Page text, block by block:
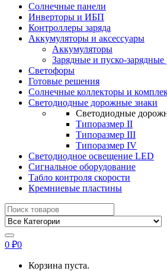
Солнечные панели
Инверторы и ИБП
Контроллеры заряда
Аккумуляторы и аксессуары
Аккумуляторы
Зарядные и пуско-зарядные
Светофоры
Готовые решения
Солнечные коллекторы и
Светодиодные дорожные знаки
Светодиодные
Типоразмер II
Типоразмер III
Типоразмер IV
Светодиодное освещение LED
Сигнальное оборудование
Табло контроля скорости
Кремниевые пластины
Найти:
0 ₽0
Корзина пуста.